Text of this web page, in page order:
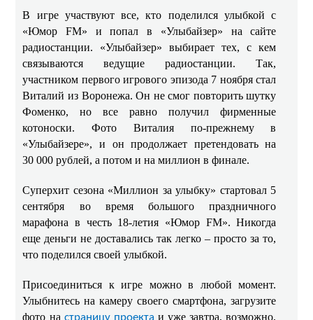
В игре участвуют все, кто поделился улыбкой с
«ЮморFM» и попал в «Улыбайзер» на сайте
радиостанции. «Улыбайзер» выбирает тех, с кем
связываются ведущие радиостанции. Так,
участником первого игрового эпизода 7 ноября стал
Виталий из Воронежа. Он не смог повторить шутку
Фоменко, но все равно получил фирменные
котоноски. Фото Виталия по-прежнему в
«Улыбайзере», и он продолжает претендовать на
30 000 рублей, а потом и на миллион в финале.
Суперхит сезона «Миллион за улыбку» стартовал 5
сентября во время большого праздничного
марафона в честь 18-летия «Юмор FM». Никогда
еще деньги не доставались так легко – просто за то,
что поделился своей улыбкой.
Присоединиться к игре можно в любой момент.
Улыбнитесь на камеру своего смартфона, загрузите
фото на и уже завтра, возможно,